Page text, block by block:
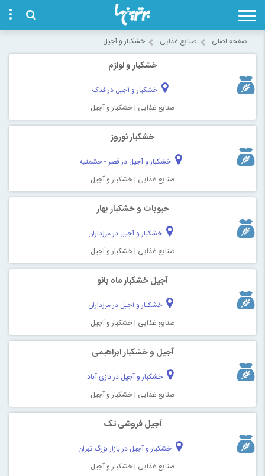
صفحه اصلی صنایع غذایی خشکبار و آجیل
خشکبار و لوازم
خشکبار و آجیل در فدک
صنایع غذایی |خشکبار و آجیل
خشکبار نوروز
خشکبار و آجیل در قصر - حشمتیه
صنایع غذایی |خشکبار و آجیل
حبوبات و خشکبار بهار
خشکبار و آجیل در مرزداران
صنایع غذایی |خشکبار و آجیل
آجیل خشکبار ماه بانو
خشکبار و آجیل در مرزداران
صنایع غذایی |خشکبار و آجیل
آجیل و خشکبار ابراهیمی
خشکبار و آجیل در نازی آباد
صنایع غذایی |خشکبار و آجیل
آجیل فروشی تک
خشکبار و آجیل در بازار بزرگ تهران
صنایع غذایی |خشکبار و آجیل